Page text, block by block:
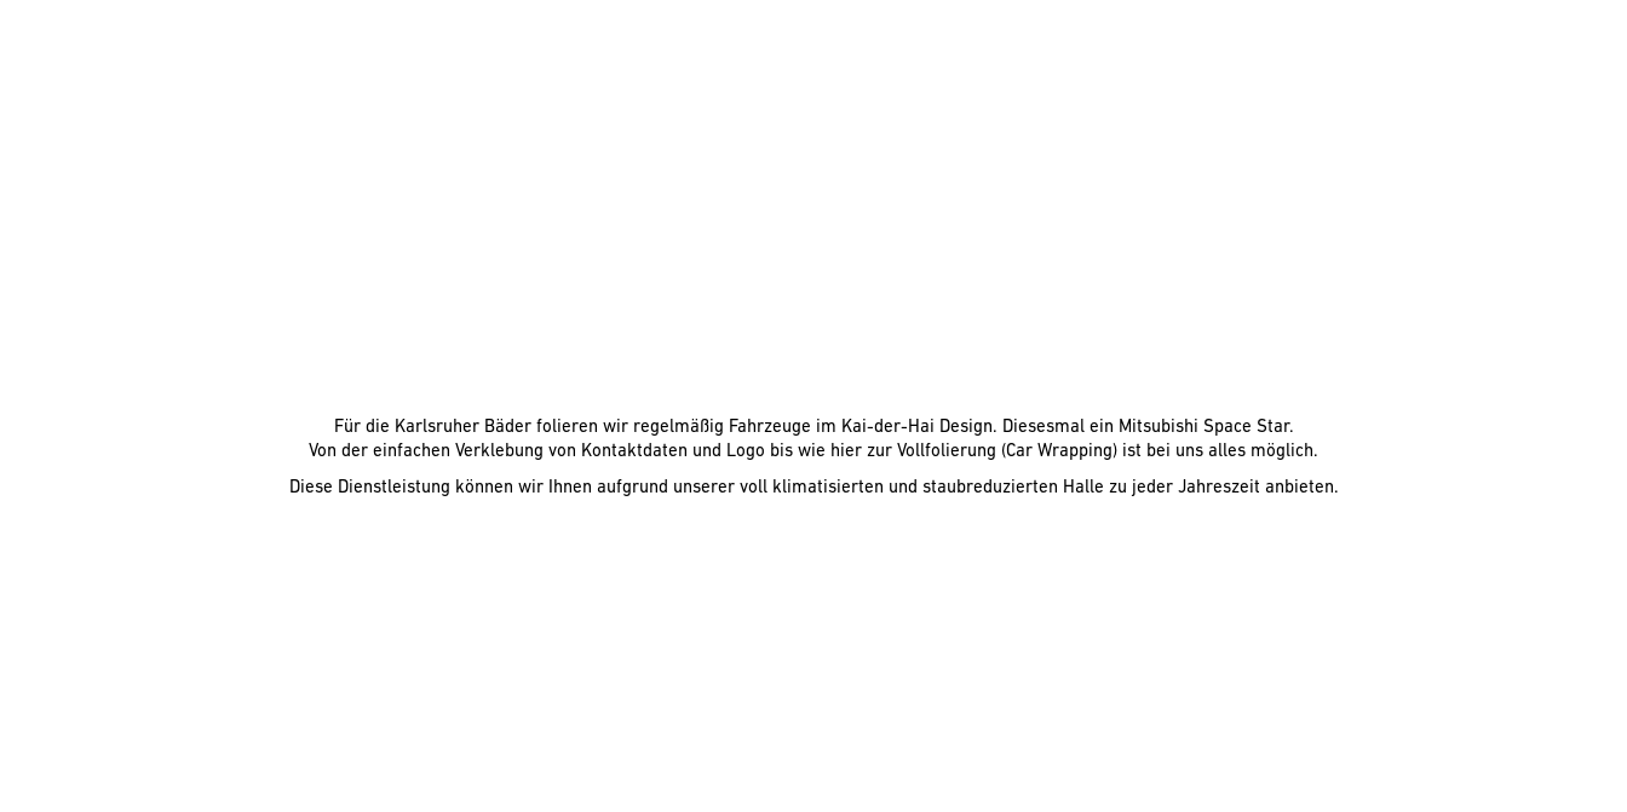
Für die Karlsruher Bäder folieren wir regelmäßig Fahrzeuge im Kai-der-Hai Design. Diesesmal ein Mitsubishi Space Star.
Von der einfachen Verklebung von Kontaktdaten und Logo bis wie hier zur Vollfolierung (Car Wrapping) ist bei uns alles möglich.
Diese Dienstleistung können wir Ihnen aufgrund unserer voll klimatisierten und staubreduzierten Halle zu jeder Jahreszeit anbieten.